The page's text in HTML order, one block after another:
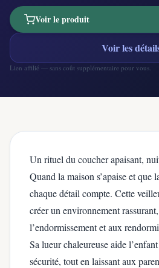
Voir le produit
Voir les
Lien affilié — sans coût supplémentaire pour vous.
Un rituel du coucher apaisant,
Quand la maison s’apaise et que
chaque détail compte. Cette
créer un environnement
l’endormissement et aux
Sa lueur chaleureuse aide
sécurité, tout en laissant aux